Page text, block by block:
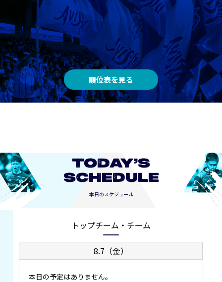
順位表を見る
TODAY’S
SCHEDULE
本日のスケジュール
トップチーム・チーム
8.7（金）
本日の予定はありません。